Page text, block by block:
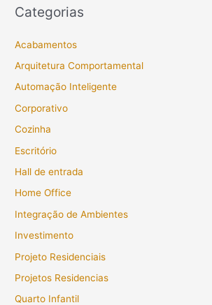
Categorias
Acabamentos
Arquitetura Comportamental
Automação Inteligente
Corporativo
Cozinha
Escritório
Hall de entrada
Home Office
Integração de Ambientes
Investimento
Projeto Residenciais
Projetos Residencias
Quarto Infantil